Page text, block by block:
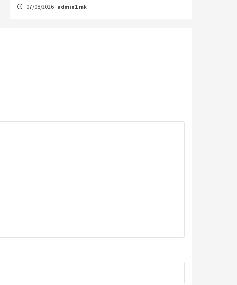
07/08/2026 admin1 mk